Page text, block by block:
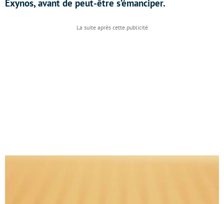
Exynos, avant de peut-être s’émanciper.